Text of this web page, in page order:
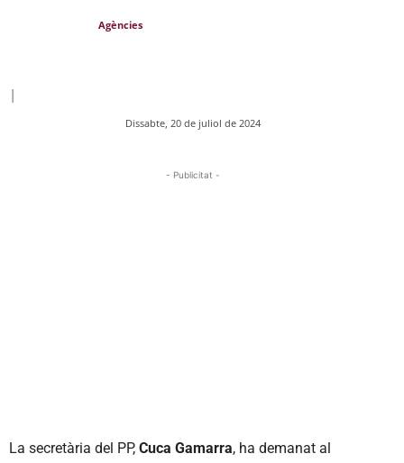
Agències
|
Dissabte, 20 de juliol de 2024
- Publicitat -
La secretària del PP, Cuca Gamarra, ha demanat al